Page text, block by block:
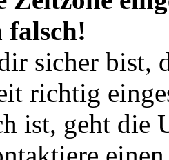
falsch!
sicher bist,
richtig
ist, geht die